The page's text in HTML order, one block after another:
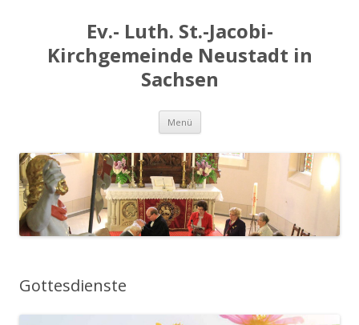
Ev.- Luth. St.-Jacobi-
Kirchgemeinde Neustadt in
Sachsen
Menü Zum
springen
Gottesdienste